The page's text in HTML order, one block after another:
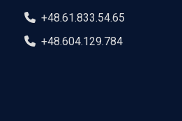
+48.61.833.54.65
+48.604.129.784